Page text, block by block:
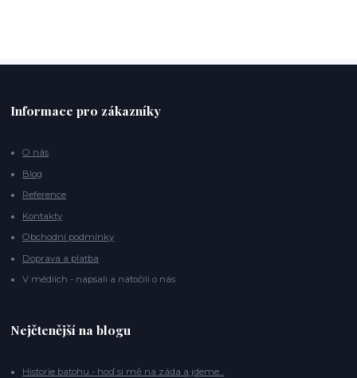
Informace pro zákazníky
O nás
Blog
Reference
Kontakty
Obchodní podmínky
Doprava a platba
V médiích - napsali a natočili o nás
Nejčtenější na blogu
Historie batohu - hoď si mě na záda a jdeme...